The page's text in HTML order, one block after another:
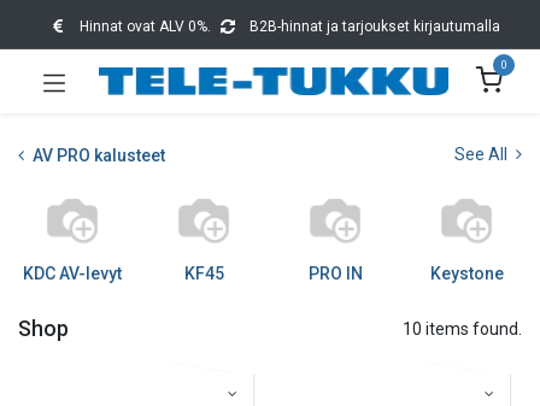
Hinnat ovat ALV 0%. B2B-hinnat ja tarjoukset kirjautumalla
0
AV PRO kalusteet See All
KDC AV-levyt KF45 PRO IN Keystone
Shop 10 items found.